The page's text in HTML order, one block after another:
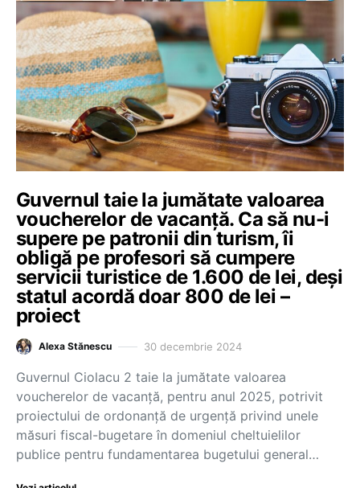
Guvernul taie la jumătate valoarea
voucherelor de vacanță. Ca să nu-i
supere pe patronii din turism, îi
obligă pe profesori să cumpere
servicii turistice de 1.600 de lei, deși
statul acordă doar 800 de lei –
proiect
Alexa Stănescu 30 decembrie 2024
Guvernul Ciolacu 2 taie la jumătate valoarea
voucherelor de vacanță, pentru anul 2025, potrivit
proiectului de ordonanță de urgență privind unele
măsuri fiscal-bugetare în domeniul cheltuielilor
publice pentru fundamentarea bugetului general…